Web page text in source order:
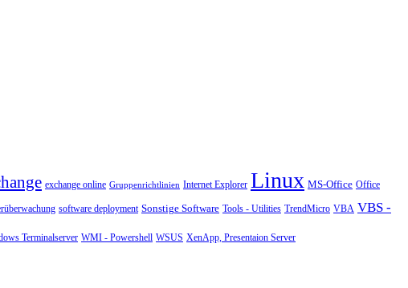
exchange online Gruppenrichtlinien Internet Explorer Linux MS-Office Office
software deployment Sonstige Software Tools - Utilities TrendMicro VBA VBS -
Terminalserver WMI - Powershell WSUS XenApp, Presentaion Server